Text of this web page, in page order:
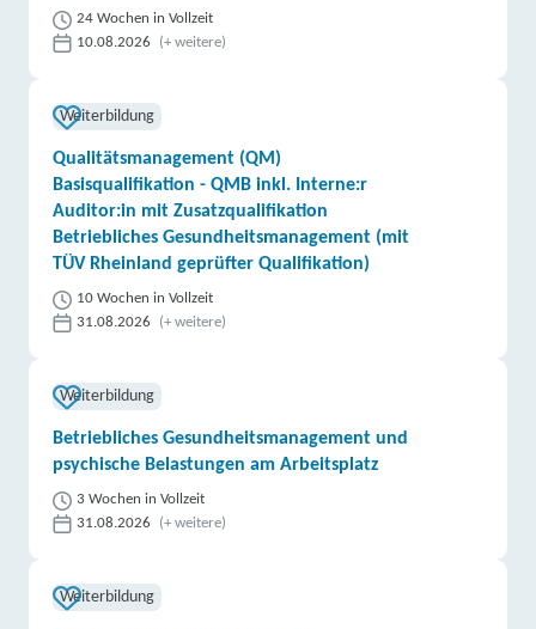
24 Wochen in Vollzeit
10.08.2026
(+ weitere)
Weiterbildung
Qualitätsmanagement (QM)
Basisqualifikation - QMB inkl. Interne:r
Auditor:in mit Zusatzqualifikation
Betriebliches Gesundheitsmanagement (mit
TÜV Rheinland geprüfter Qualifikation)
10 Wochen in Vollzeit
31.08.2026
(+ weitere)
Weiterbildung
Betriebliches Gesundheitsmanagement und
psychische Belastungen am Arbeitsplatz
3 Wochen in Vollzeit
31.08.2026
(+ weitere)
Weiterbildung